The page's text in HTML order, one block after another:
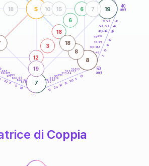
40
anni
50
anni
60
41-42,5
42,5-43,5
43,5-44
46-47,5
47,5-48,5
48,5-49
51-52,5
52,5-53,5
53,5-54
56-57,5
57,5-58,5
58,5-59
61-62,5
62,5-63,5
63,5-64
66-67,5
68,5
11
10
19
9
8
17
7
13
5
20
15
10
22
11
18
11
6
22
19
7
5
8
12
3
18
6
6 7
19
10 15
18
8
18
45anni
55anni
65anni
di Coppia